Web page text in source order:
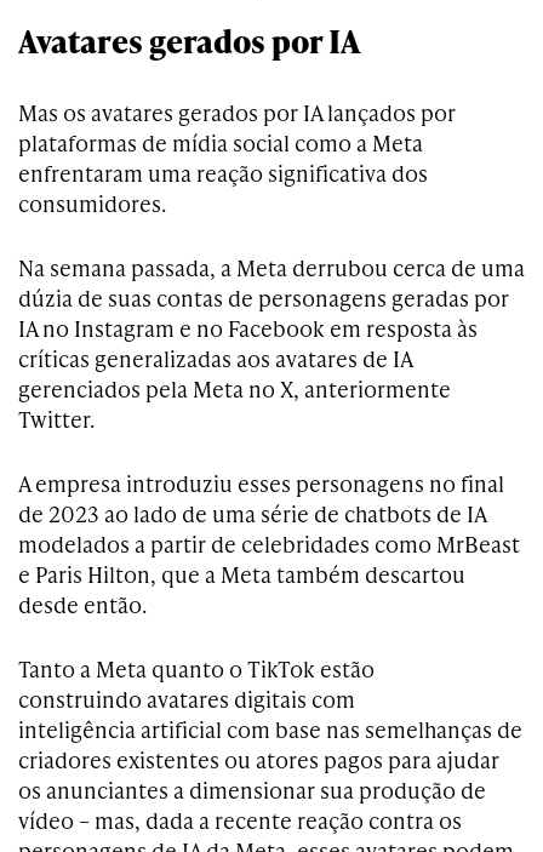
Avatares gerados por IA
Mas os avatares gerados por IA lançados por
plataformas de mídia social como a Meta
enfrentaram uma reação significativa dos
consumidores.
Na semana passada, a Meta derrubou cerca de uma
dúzia de suas contas de personagens geradas por
IA no Instagram e no Facebook em resposta às
críticas generalizadas aos avatares de IA
gerenciados pela Meta no X, anteriormente
Twitter.
A empresa introduziu esses personagens no final
de 2023 ao lado de uma série de chatbots de IA
modelados a partir de celebridades como MrBeast
e Paris Hilton, que a Meta também descartou
desde então.
Tanto a Meta quanto o TikTok estão
construindo avatares digitais com
inteligência artificial com base nas semelhanças de
criadores existentes ou atores pagos para ajudar
os anunciantes a dimensionar sua produção de
vídeo – mas, dada a recente reação contra os